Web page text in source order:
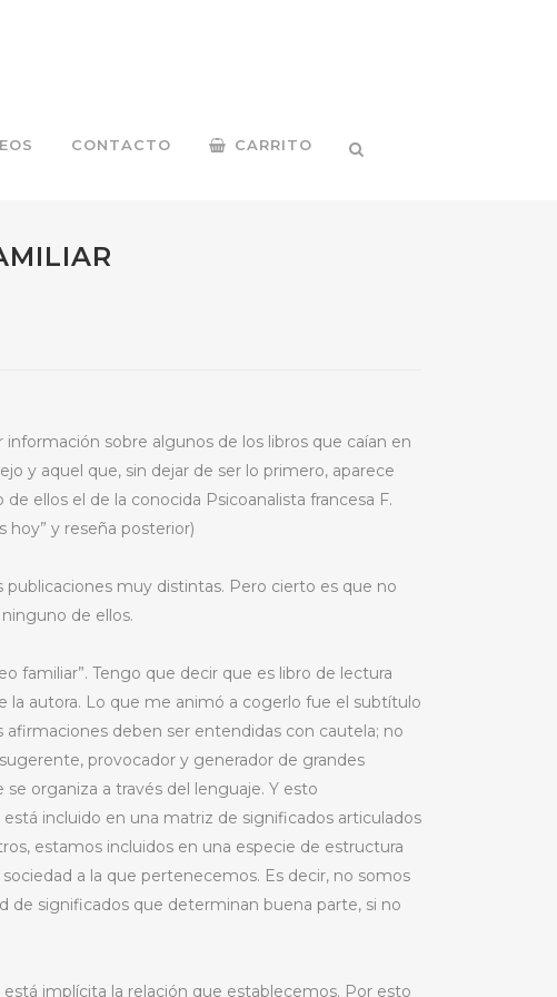
CONTACTO CARRITO
sobre algunos de los libros que caían en
y aquel que, sin dejar de ser lo primero, aparece
ellos el de la conocida Psicoanalista francesa F.
hoy” y reseña posterior)
muy distintas. Pero cierto es que no
de ellos.
familiar”. Tengo que decir que es libro de lectura
la autora. Lo que me animó a cogerlo fue el subtítulo
afirmaciones deben ser entendidas con cautela; no
provocador y generador de grandes
organiza a través del lenguaje. Y esto
incluido en una matriz de significados articulados
estamos incluidos en una especie de estructura
a la que pertenecemos. Es decir, no somos
de significados que determinan buena parte, si no
implícita la relación que establecemos. Por esto